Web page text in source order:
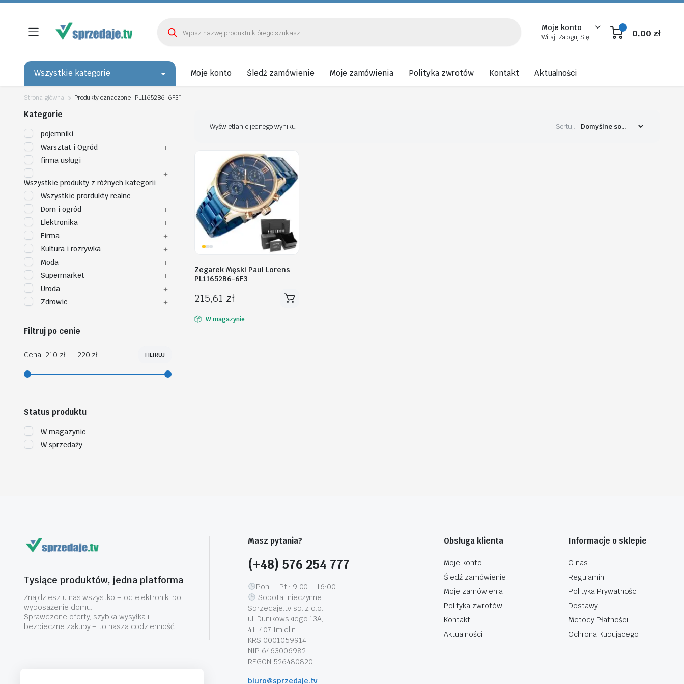
produktów
Moje konto
Witaj, Zaloguj Się 0,00 zł
Wszystkie kategorie Moje konto Śledź zamówienie Moje zamówienia Polityka zwrotów Kontakt Aktualności
Strona główna Produkty oznaczone “PL11652B6-6F3”
Wyświetlanie jednego wyniku Sortuj:
Zegarek Męski Paul Lorens
PL11652B6-6F3
215,61 zł
W magazynie
Kategorie
pojemniki
Warsztat i Ogród
firma usługi
Wszystkie produkty z różnych kategorii
Wszystkie prordukty realne
Dom i ogród
Elektronika
Firma
Kultura i rozrywka
Moda
Supermarket
Uroda
Zdrowie
Filtruj po cenie
FILTRUJ
Cena: 210 zł— 220 zł
Status produktu
W magazynie
W sprzedaży
Tysiące produktów, jedna platforma
Znajdziesz u nas wszystko – od elektroniki po
wyposażenie domu.
Sprawdzone oferty, szybka wysyłka i
bezpieczne zakupy – to nasza codzienność.
Masz pytania?
(+48) 576 254 777
Pon. – Pt.: 9:00 – 16:00
Sobota: nieczynne
Sprzedaje.tv sp. z o.o.
ul. Dunikowskiego 13A,
41-407 Imielin
KRS 0001059914
NIP 6463006982
REGON 526480820
biuro@sprzedaje.tv
Obsługa klienta
Moje konto
Śledź zamówienie
Moje zamówienia
Polityka zwrotów
Kontakt
Aktualności
Informacje o sklepie
O nas
Regulamin
Polityka Prywatności
Dostawy
Metody Płatności
Ochrona Kupującego